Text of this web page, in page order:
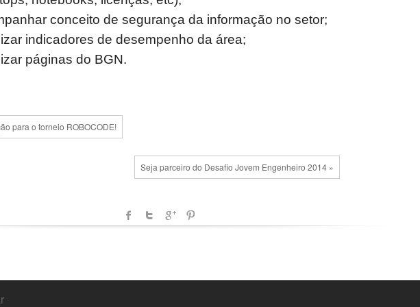
conceito de segurança da informação no setor;
indicadores de desempenho da área;
páginas do BGN.
para o torneio ROBOCODE!
Seja parceiro do Desafio Jovem Engenheiro 2014 »